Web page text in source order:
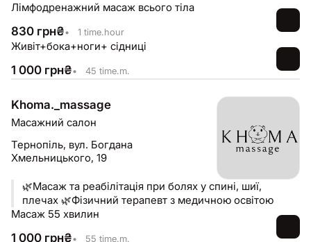
Лімфодренажний масаж всього тіла
830 грн₴• 1 time.hour
Живіт+бока+ноги+ сідниці
1 000 грн₴• 45 time.m.
Khoma._massage
Масажний салон
Тернопіль, вул. Богдана
Хмельницького, 19
🌿Масаж та реабілітація при болях у спині, шиї,
плечах 🌿Фізичний терапевт з медичною освітою
Масаж 55 хвилин
1 000 грн₴• 55 time.m.